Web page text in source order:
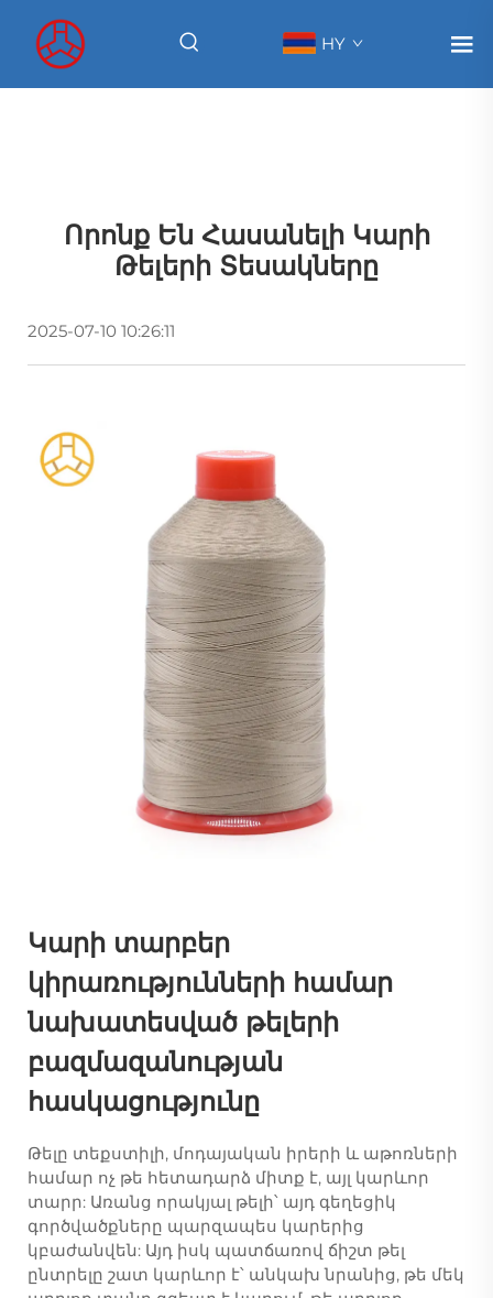
HY
Որոնք Են Հասանելի Կարի
Թելերի Տեսակները
2025-07-10 10:26:11
Կարի տարբեր
կիրառությունների համար
նախատեսված թելերի
բազմազանության
հասկացությունը
Թելը տեքստիլի, մոդայական իրերի և աթոռների
համար ոչ թե հետադարձ միտք է, այլ կարևոր
տարր: Առանց որակյալ թելի՝ այդ գեղեցիկ
գործվածքները պարզապես կարերից
կբաժանվեն: Այդ իսկ պատճառով ճիշտ թել
ընտրելը շատ կարևոր է՝ անկախ նրանից, թե մեկ